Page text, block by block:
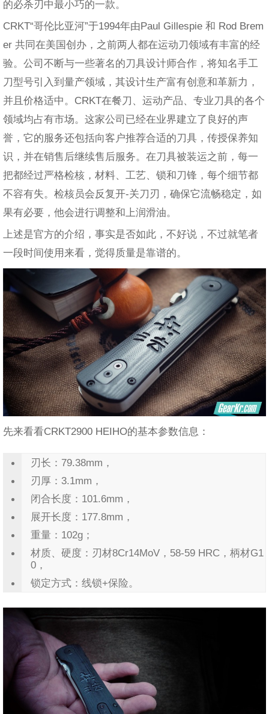
的必杀刃中最小巧的一款。
CRKT“哥伦比亚河”于1994年由Paul Gillespie 和 Rod Brem
er 共同在美国创办，之前两人都在运动刀领域有丰富的经
验。公司不断与一些著名的刀具设计师合作，将知名手工
刀型号引入到量产领域，其设计生产富有创意和革新力，
并且价格适中。CRKT在餐刀、运动产品、专业刀具的各个
领域均占有市场。这家公司已经在业界建立了良好的声
誉，它的服务还包括向客户推荐合适的刀具，传授保养知
识，并在销售后继续售后服务。在刀具被装运之前，每一
把都经过严格检核，材料、工艺、锁和刀锋，每个细节都
不容有失。检核员会反复开-关刀刃，确保它流畅稳定，如
果有必要，他会进行调整和上润滑油。
上述是官方的介绍，事实是否如此，不好说，不过就笔者
一段时间使用来看，觉得质量是靠谱的。
先来看看CRKT2900 HEIHO的基本参数信息：
刃长：79.38mm，
刃厚：3.1mm，
闭合长度：101.6mm，
展开长度：177.8mm，
重量：102g；
材质、硬度：刃材8Cr14MoV，58-59 HRC，柄材G1
0，
锁定方式：线锁+保险。